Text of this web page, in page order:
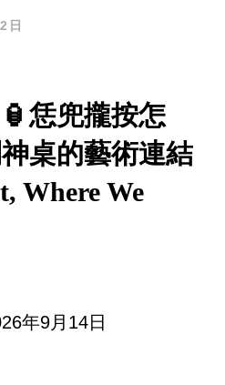
日
恁兜攏按怎
桌的藝術連結
Where We
年9月14日